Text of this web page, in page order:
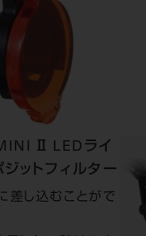
Ⅱ LEDライ
ジットフィルター
差し込むことがで